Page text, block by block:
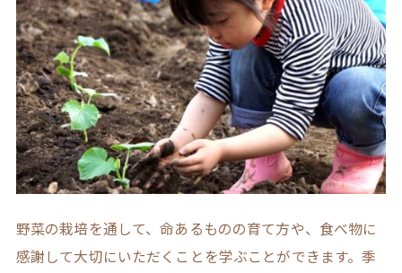
野菜の栽培を通して、命あるものの育て方や、食べ物に
感謝して大切にいただくことを学ぶことができます。季